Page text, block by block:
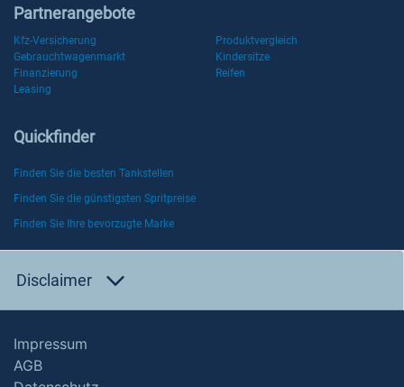
Partnerangebote
Kfz-Versicherung
Produktvergleich
Gebrauchtwagenmarkt
Kindersitze
Finanzierung
Reifen
Leasing
Quickfinder
Finden Sie die besten Tankstellen
Finden Sie die günstigsten Spritpreise
Finden Sie Ihre bevorzugte Marke
Disclaimer
Impressum
AGB